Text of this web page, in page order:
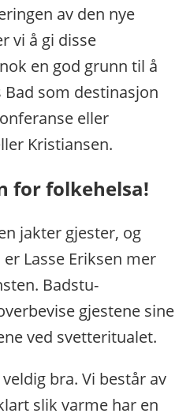
av den nye
vi å gi disse
en god grunn til å
Bad som destinasjon
eller
Kristiansen.
for folkehelsa!
jakter gjester, og
Lasse Eriksen mer
Badstu-
gjestene sine
ved svetteritualet.
bra. Vi består av
slik varme har en